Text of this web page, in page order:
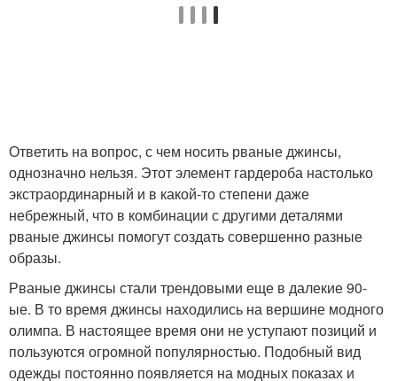
Ответить на вопрос, с чем носить рваные джинсы,
однозначно нельзя. Этот элемент гардероба настолько
экстраординарный и в какой-то степени даже
небрежный, что в комбинации с другими деталями
рваные джинсы помогут создать совершенно разные
образы.
Рваные джинсы стали трендовыми еще в далекие 90-
ые. В то время джинсы находились на вершине модного
олимпа. В настоящее время они не уступают позиций и
пользуются огромной популярностью. Подобный вид
одежды постоянно появляется на модных показах и